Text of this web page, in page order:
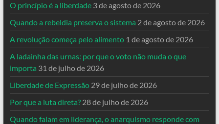
O princípio é a liberdade 3 de agosto de 2026
Quando a rebeldia preserva o sistema 2 de agosto de 2026
A revolução começa pelo alimento 1 de agosto de 2026
A ladainha das urnas: por que o voto não muda o que
importa 31 de julho de 2026
Liberdade de Expressão 29 de julho de 2026
Por que a luta direta? 28 de julho de 2026
Quando falam em liderança, o anarquismo responde com